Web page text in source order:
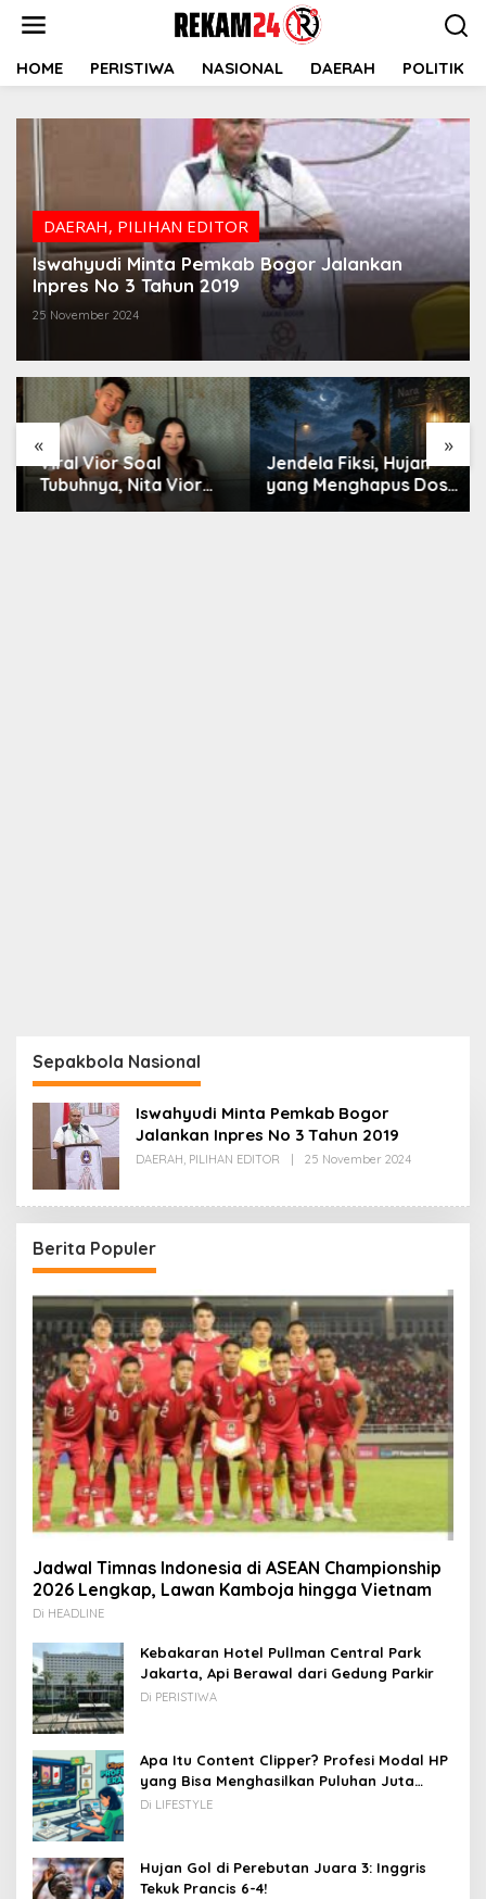
HOME PERISTIWA NASIONAL DAERAH POLITIK
DAERAH, PILIHAN EDITOR
Iswahyudi Minta Pemkab Bogor Jalankan
Inpres No 3 Tahun 2019
25 November 2024
« »
Viral Vior Soal
Tubuhnya, Nita Vior
Akui Nikmati Peranya
Jendela Fiksi, Hujan
yang Menghapus Dosa
Sepakbola Nasional
Iswahyudi Minta Pemkab Bogor
Jalankan Inpres No 3 Tahun 2019
DAERAH, PILIHAN EDITOR 25 November 2024Oleh
Berita Populer
Jadwal Timnas Indonesia di ASEAN Championship
2026 Lengkap, Lawan Kamboja hingga Vietnam
Di HEADLINE
Kebakaran Hotel Pullman Central Park
Jakarta, Api Berawal dari Gedung Parkir
Di PERISTIWA
Apa Itu Content Clipper? Profesi Modal HP
yang Bisa Menghasilkan Puluhan Juta
Rupiah
Di LIFESTYLE
Hujan Gol di Perebutan Juara 3: Inggris
Tekuk Prancis 6-4!